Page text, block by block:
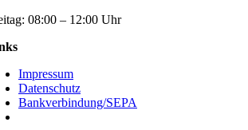
08:00 – 12:00 Uhr
Impressum
Datenschutz
Bankverbindung/SEPA